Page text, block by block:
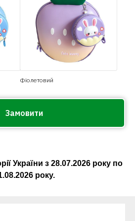
Фіолетовий
Замовити
України з 28.07.2026року по
року.